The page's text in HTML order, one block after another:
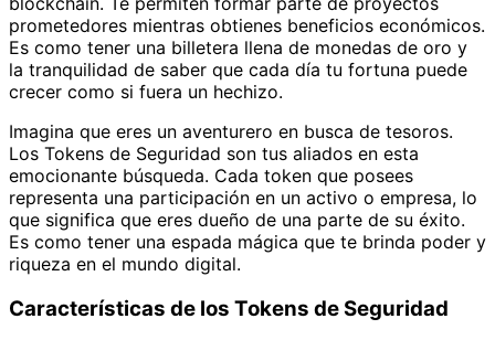
prometedores mientras obtienes beneficios económicos.
Es como tener una billetera llena de monedas de oro y
la tranquilidad de saber que cada día tu fortuna puede
crecer como si fuera un hechizo.
Imagina que eres un aventurero en busca de tesoros.
Los Tokens de Seguridad son tus aliados en esta
emocionante búsqueda. Cada token que posees
representa una participación en un activo o empresa, lo
que significa que eres dueño de una parte de su éxito.
Es como tener una espada mágica que te brinda poder y
riqueza en el mundo digital.
Características de los Tokens de Seguridad